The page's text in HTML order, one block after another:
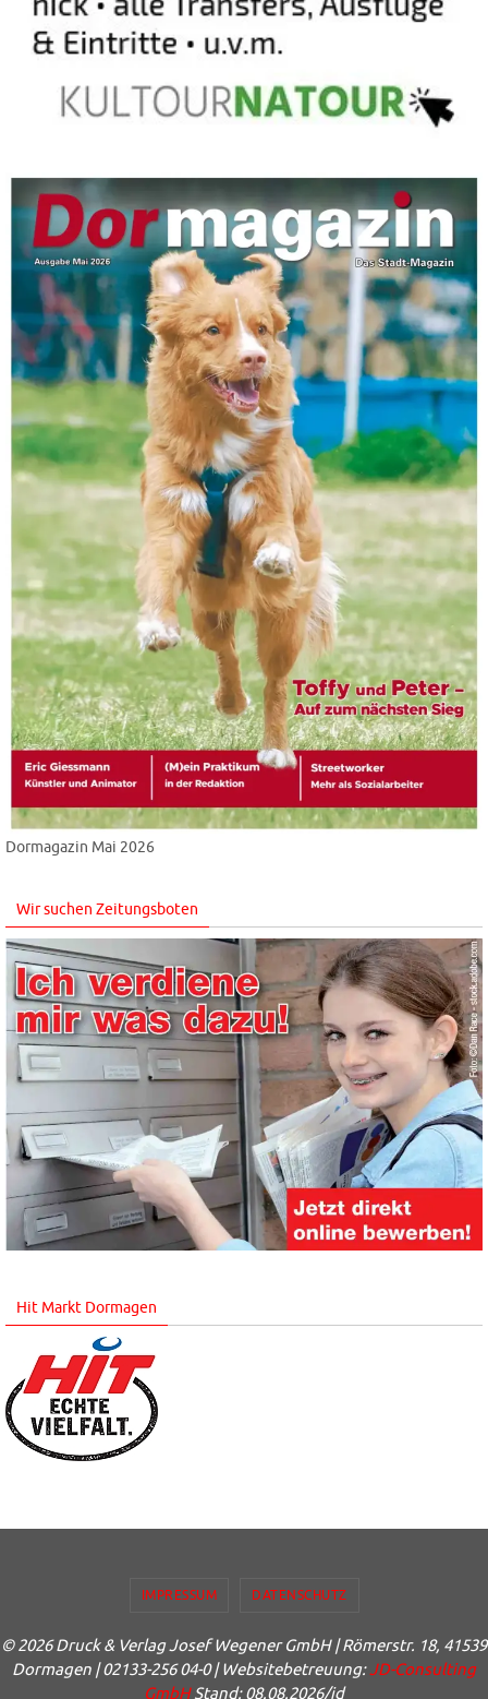
Dormagazin Mai 2026
Wir suchen Zeitungsboten
Hit Markt Dormagen
IMPRESSUM DATENSCHUTZ
© 2026 Druck & Verlag Josef Wegener GmbH | Römerstr. 18, 41539
Dormagen | 02133-256 04-0 | Websitebetreuung:JD-Consulting
GmbHStand: 08.08.2026/jd